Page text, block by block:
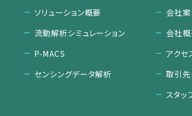
ソリューション概要
流動解析シミュレーション
P-MACS
センシングデータ解析
会社
会社
アクセ
取引
スタッ